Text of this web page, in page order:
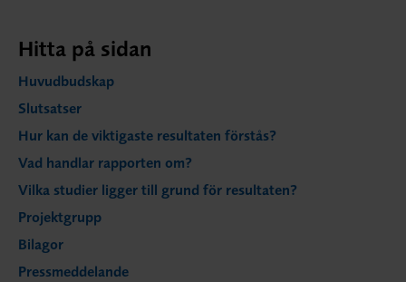
Hitta på sidan
Huvudbudskap
Slutsatser
Hur kan de viktigaste resultaten förstås?
Vad handlar rapporten om?
Vilka studier ligger till grund för resultaten?
Projektgrupp
Bilagor
Pressmeddelande